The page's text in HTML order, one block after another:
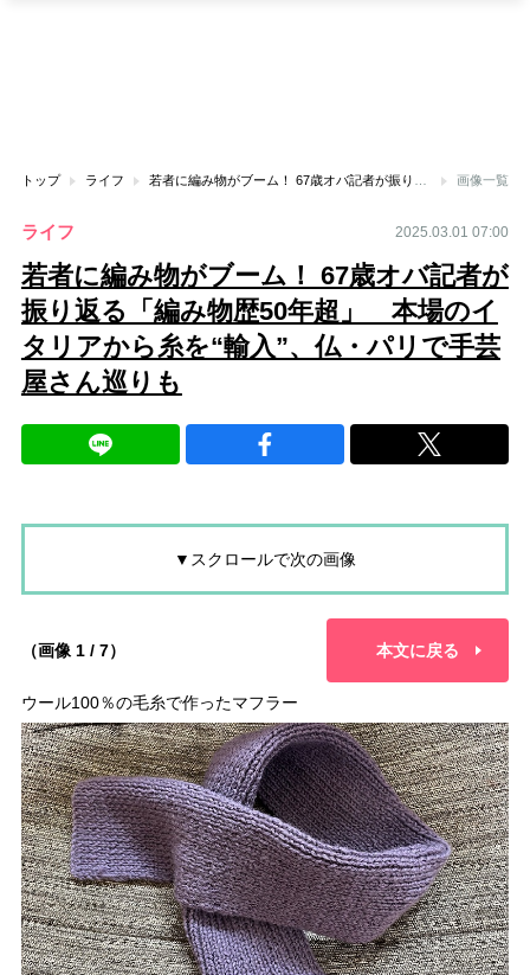
トップ ライフ 画像一覧
ライフ 2025.03.01 07:00
若者に編み物がブーム！ 67歳オバ記者が
振り返る「編み物歴50年超」 本場のイ
タリアから糸を“輸入”、仏・パリで手芸
屋さん巡りも
▼スクロールで次の画像
（画像 1 / 7） 本文に戻る
ウール100％の毛糸で作ったマフラー